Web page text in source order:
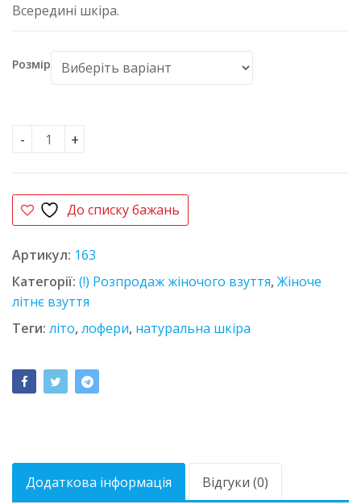
Всередині шкіра.
Розмір
Лофери шкіряні Arietti 3321 чорні кількість
До списку бажань
Артикул: 163
Категорії: (!) Розпродаж жіночого взуття,Жіноче
літнє взуття
Теги: літо,лофери, натуральна шкіра
Додаткова інформація Відгуки (0)